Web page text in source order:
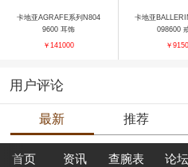
卡地亚AGRAFE系列N804
9600 耳饰
￥141000
卡地亚
098600
￥9150
用户评论
最新 推荐
首页 资讯 查腕表 论坛